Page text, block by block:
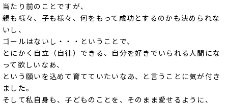
当たり前のことですが、
親も様々、子も様々、何をもって成功とするのかも決められな
いし、
ゴールはないし・・・ということで、
とにかく自立（自律）できる、自分を好きでいられる人間にな
って欲しいなあ、
という願いを込めて育てていたいなあ、と言うことに気が付き
ました。
そして私自身も、子どものことを、そのまま愛せるように、